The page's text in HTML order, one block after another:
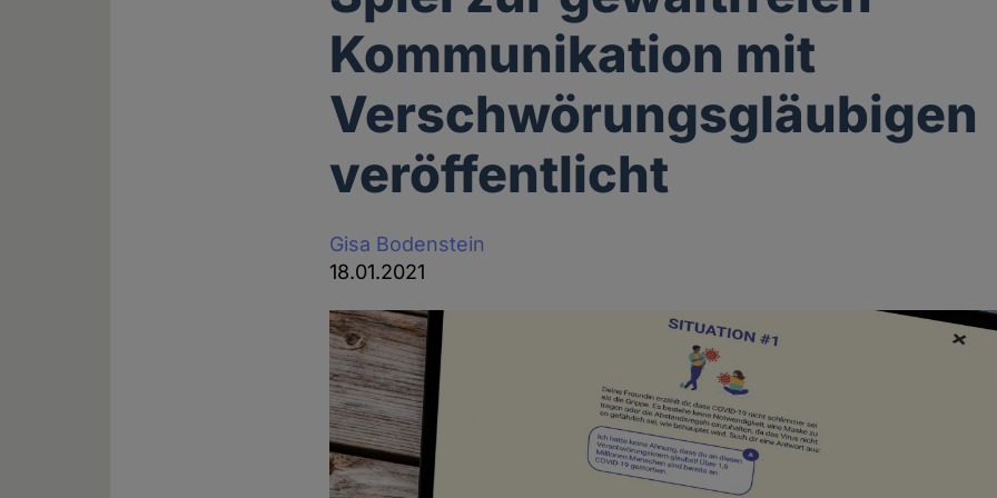
Kommunikation mit
Verschwörungsgläubigen
veröffentlicht
Gisa Bodenstein
18.01.2021